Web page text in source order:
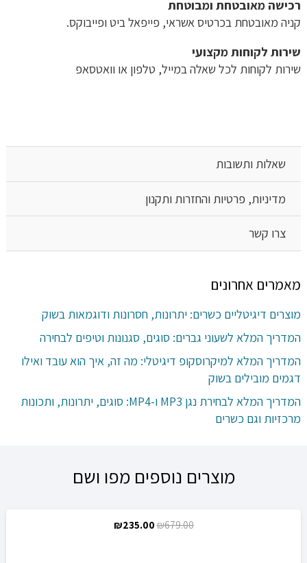
רכישה​ ​מאובטחת ומבוטחת
קניה מאובטחת בכרטיס אשראי, פייפאל ביט ופייבוקס.
שירות לקוחות מקצועי
שירות לקוחות לכל שאלה במייל, טלפון או וואטסאפ
שאלות ותשובות
מדיניות, פרטיות והחזרות ותקנון
צרו קשר
מאמרים אחרונים
מוצרים דיגיטליים כשרים: יתרונות, חסרונות ודוגמאות בשוק
המדריך המלא לשעוני גברים: סוגים, סגנונות וטיפים לבחירה
המדריך המלא למיקרוסקופ דיגיטלי: מה זה, איך הוא עובד ואילו
דגמים מובילים בשוק
המדריך המלא לבחירת נגן MP3 ו-MP4: סוגים, יתרונות, ותכונות
מרכזיות וגם כשרים
מוצרים נוספים מפו ושם
₪679.00
המחיר ₪235.00
המחיר